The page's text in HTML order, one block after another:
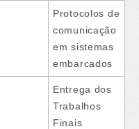
Protocolos de
comunicação
em sistemas
embarcados
Entrega dos
Trabalhos
Finais